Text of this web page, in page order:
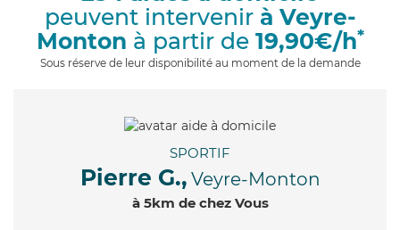
peuvent intervenir à Veyre-
Monton à partir de 19,90€/h*
Sous réserve de leur disponibilité au moment de la demande
SPORTIF
Pierre G., Veyre-Monton
à 5km de chez Vous